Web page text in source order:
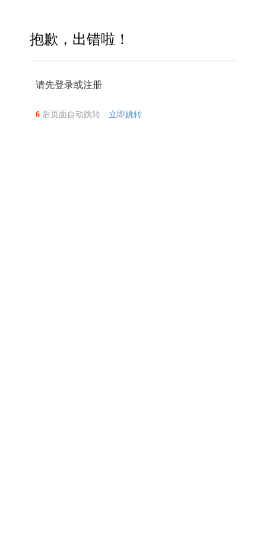
抱歉，出错啦！
请先登录或注册
6 后页面自动跳转 立即跳转